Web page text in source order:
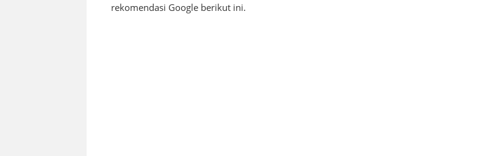
rekomendasi Google berikut ini.